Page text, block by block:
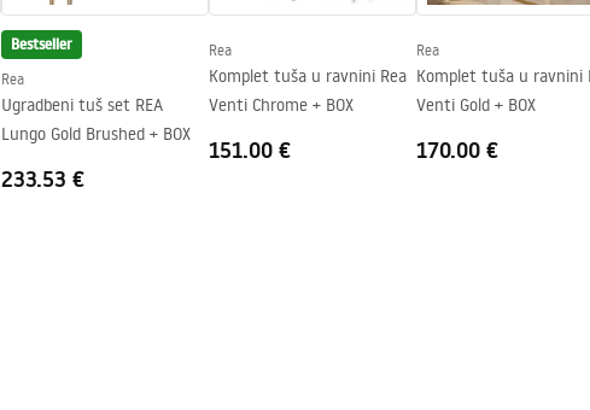
24 mjeseca
Da, na jednoj strani stakla.
Bestseller
Rea
Ugradbeni tuš set REA
Lungo Gold Brushed + BOX
233.53 €
Rea
Komplet tuša u ravnini Rea
Venti Chrome + BOX
151.00 €
Rea
Komplet tuša u ravnini
Venti Gold + BOX
170.00 €